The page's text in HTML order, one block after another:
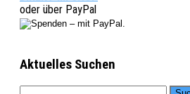
oder über PayPal
Aktuelles Suchen